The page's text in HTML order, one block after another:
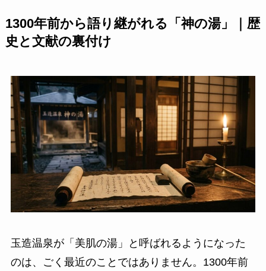
1300年前から語り継がれる「神の湯」｜歴
史と文献の裏付け
玉造温泉が「美肌の湯」と呼ばれるようになった
のは、ごく最近のことではありません。1300年前